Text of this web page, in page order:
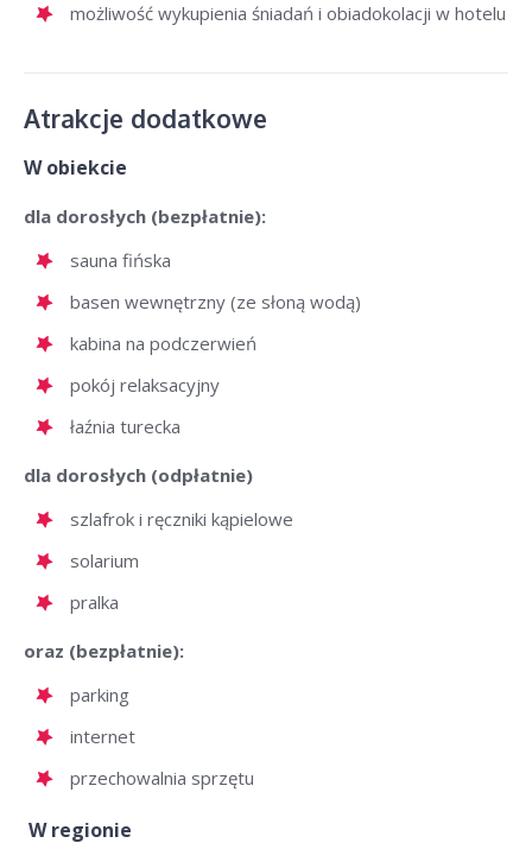
możliwość wykupienia śniadań i obiadokolacji w hotelu
Atrakcje dodatkowe
W obiekcie
dla dorosłych (bezpłatnie):
sauna fińska
basen wewnętrzny (ze słoną wodą)
kabina na podczerwień
pokój relaksacyjny
łaźnia turecka
dla dorosłych (odpłatnie)
szlafrok i ręczniki kąpielowe
solarium
pralka
oraz (bezpłatnie):
parking
internet
przechowalnia sprzętu
W regionie